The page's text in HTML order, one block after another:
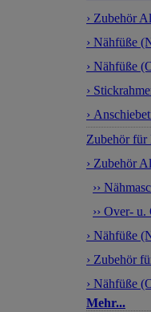
› Zubehör
› Nähfüße
› Nähfüße
›
›
Zubehör für
› Zubehör
››
›› Over-
› Nähfüße
› Zubehör
› Nähfüße
Mehr...